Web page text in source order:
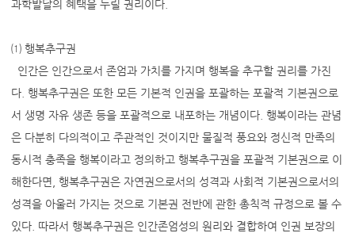
과학발달의 혜택을 누릴 권리이다.
⑴ 행복추구권
인간은 인간으로서 존엄과 가치를 가지며 행복을 추구할 권리를 가진
다. 행복추구권은 또한 모든 기본적 인권을 포괄하는 포괄적 기본권으로
서 생명 자유 생존 등을 포괄적으로 내포하는 개념이다. 행복이라는 관념
은 다분히 다의적이고 주관적인 것이지만 물질적 풍요와 정신적 만족의
동시적 충족을 행복이라고 정의하고 행복추구권을 포괄적 기본권으로 이
해한다면, 행복추구권은 자연권으로서의 성격과 사회적 기본권으로서의
성격을 아울러 가지는 것으로 기본권 전반에 관한 총칙적 규정으로 볼 수
있다. 따라서 행복추구권은 인간존엄성의 원리와 결합하여 인권 보장의